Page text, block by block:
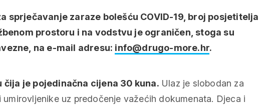
sprječavanje zaraze bolešću COVID-19, broj posjetitelja
prostoru i na vodstvu je ograničen, stoga su
na e-mail adresu: info@drugo-more.hr.
je pojedinačna cijena 30 kuna. Ulaz je slobodan za
uz predočenje važećih dokumenata. Djeca i